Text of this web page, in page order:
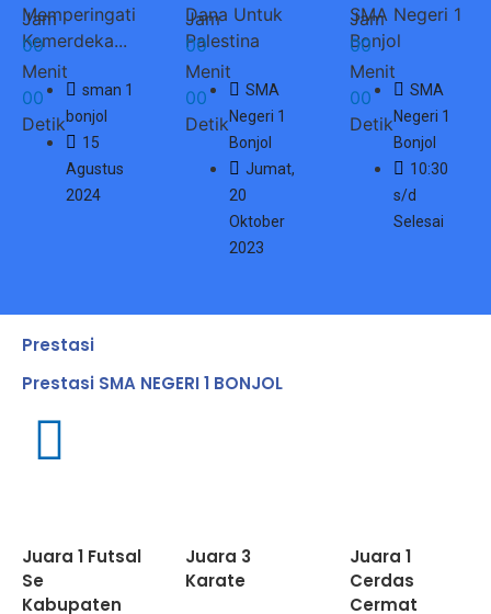
Memperingati
Kemerdeka...
sman 1
bonjol
15
Agustus
2024
Jam
00
Menit
00
Detik
Dana Untuk
Palestina
SMA
Negeri 1
Bonjol
Jumat,
20
Oktober
2023
Jam
00
Menit
00
Detik
SMA Negeri 1
Bonjol
SMA
Negeri 1
Bonjol
10:30
s/d
Selesai
Jam
00
Menit
00
Detik
Prestasi
Prestasi SMA NEGERI 1 BONJOL
Juara 1 Futsal
Se
Kabupaten
Juara 3
Karate
Juara 1
Cerdas
Cermat